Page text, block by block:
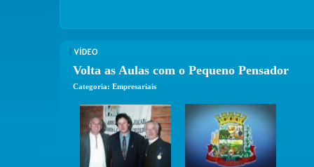
Volta as Aulas com o Pequeno Pensador
Categoria: Empresariais